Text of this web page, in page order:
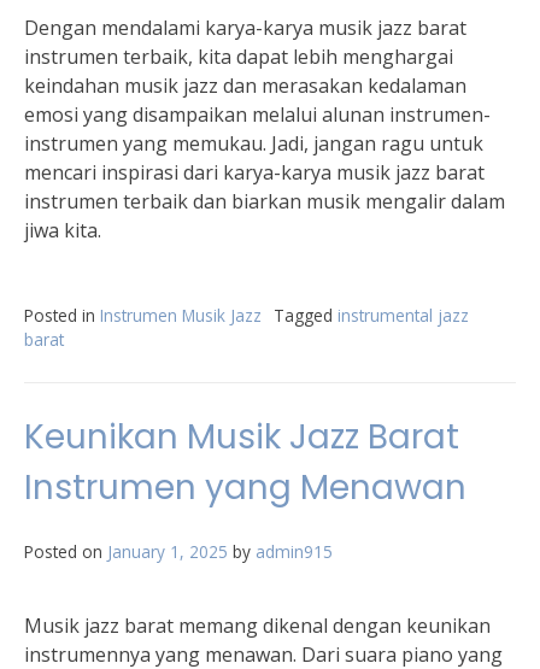
Dengan mendalami karya-karya musik jazz barat
instrumen terbaik, kita dapat lebih menghargai
keindahan musik jazz dan merasakan kedalaman
emosi yang disampaikan melalui alunan instrumen-
instrumen yang memukau. Jadi, jangan ragu untuk
mencari inspirasi dari karya-karya musik jazz barat
instrumen terbaik dan biarkan musik mengalir dalam
jiwa kita.
Posted in Instrumen Musik Jazz Tagged instrumental jazz
barat
Keunikan Musik Jazz Barat
Instrumen yang Menawan
Posted on January 1, 2025 by admin915
Musik jazz barat memang dikenal dengan keunikan
instrumennya yang menawan. Dari suara piano yang